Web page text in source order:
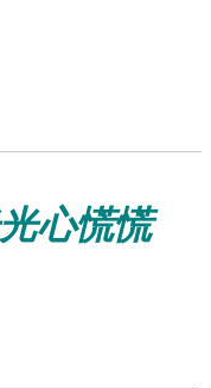
心慌慌